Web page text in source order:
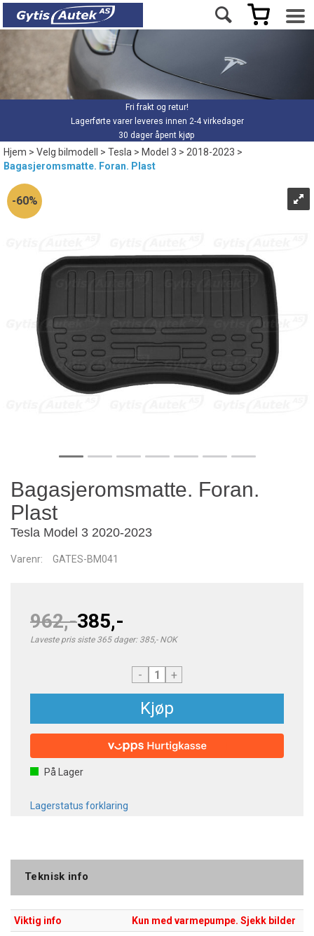
Fri frakt og retur!
Lagerførte varer leveres innen 2-4 virkedager
30 dager åpent kjøp
Hjem>Velg bilmodell >Tesla>Model 3>2018-2023>
Bagasjeromsmatte. Foran. Plast
60%
Bagasjeromsmatte. Foran.
Plast
Tesla Model 3 2020-2023
Varenr: GATES-BM041
962,-385,-
Laveste pris siste 365 dager: 385,- NOK
- +
Kjøp
På Lager
Lagerstatus forklaring
Teknisk info
Viktig info
Kun med varmepumpe. Sjekk bilder